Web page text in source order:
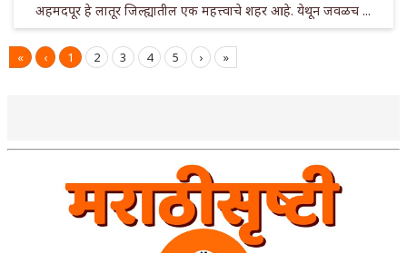
अहमदपूर हे लातूर जिल्ह्यातील एक महत्त्वाचे शहर आहे. येथून जवळच ...
« ‹ 1 2 3 4 5 › »